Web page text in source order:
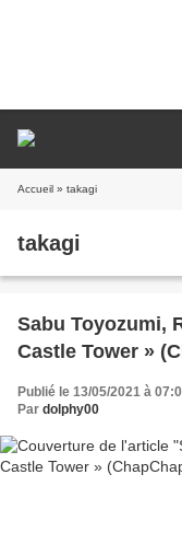
Accueil » takagi
takagi
Sabu Toyozumi,
Castle Tower »
Publié le 13/05/2021 à
Par dolphy00